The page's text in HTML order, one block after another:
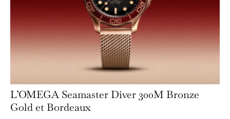
L’OMEGA Seamaster Diver 300M Bronze
Gold et Bordeaux